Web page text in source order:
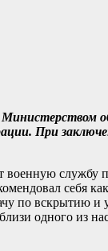
При
службу
себя
по вскрытию
одного из